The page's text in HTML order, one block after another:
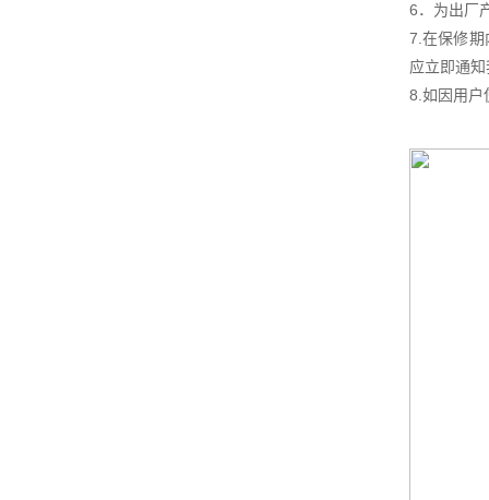
6．为出厂
7.在保修期
应立即通
8.如因用户